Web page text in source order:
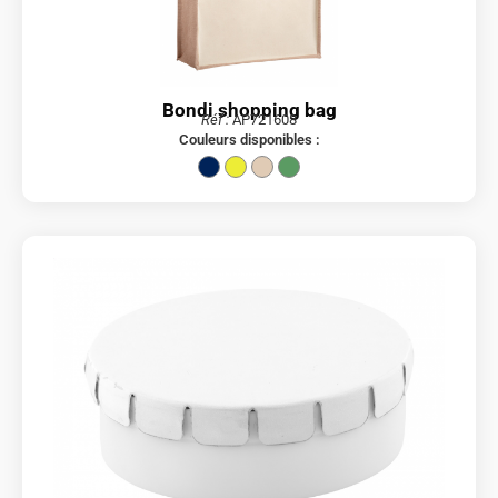
Bondi shopping bag
Réf :AP721608
Couleurs disponibles :